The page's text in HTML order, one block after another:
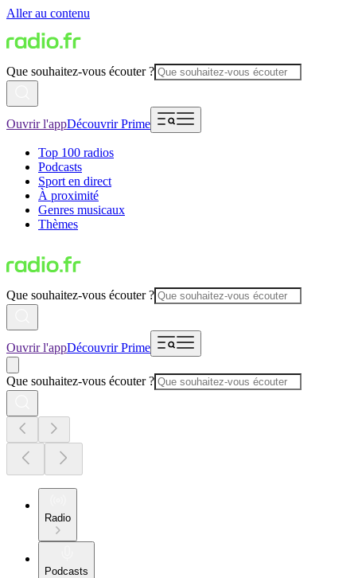
Aller au contenu
Que souhaitez-vous écouter ?
Ouvrir l'appDécouvrir Prime
Top 100 radios
Podcasts
Sport en direct
À proximité
Genres musicaux
Thèmes
Que souhaitez-vous écouter ?
Ouvrir l'appDécouvrir Prime
Que souhaitez-vous écouter ?
Radio
Podcasts